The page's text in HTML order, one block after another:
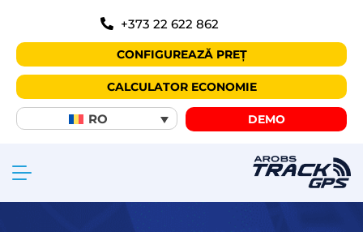
+373 22 622 862
CONFIGUREAZĂ PREȚ
CALCULATOR ECONOMIE
RO DEMO